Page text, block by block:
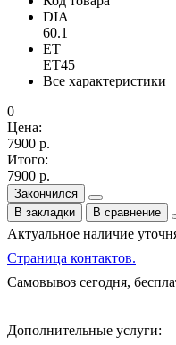
DIA
60.1
ET
ET45
Все характеристики
0
Цена:
7900 р.
Итого:
7900 р.
Закончился
В закладки
В сравнение
Актуальное наличие
Страница контактов.
Самовывоз сегодня,
Дополнительные услуги: